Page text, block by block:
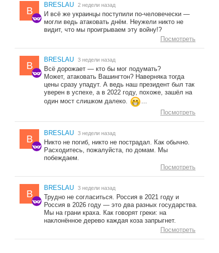
B
BRESLAU 2 недели назад
И всё же украинцы поступили по-человечески —
могли ведь атаковать днём. Неужели никто не
видит, что мы проигрываем эту войну!?
Посмотреть
B
BRESLAU 3 недели назад
Всё дорожает — кто бы мог подумать?
Может, атаковать Вашингтон? Наверняка тогда
цены сразу упадут. А ведь наш президент был так
уверен в успехе, а в 2022 году, похоже, зашёл на
один мост слишком далеко.
...
Посмотреть
B
BRESLAU 3 недели назад
Никто не погиб, никто не пострадал. Как обычно.
Расходитесь, пожалуйста, по домам. Мы
побеждаем.
Посмотреть
B
BRESLAU 3 недели назад
Трудно не согласиться. Россия в 2021 году и
Россия в 2026 году — это два разных государства.
Мы на грани краха. Как говорят греки: на
наклонённое дерево каждая коза запрыгнет.
Посмотреть